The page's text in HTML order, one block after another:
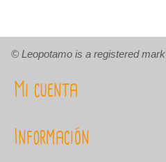
© Leopotamo is a registered mark
Mi cuenta
Información